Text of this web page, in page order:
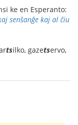
ke en Esperanto:
senŝanĝe kaj al ĉiu
tsilko, gazetservo,